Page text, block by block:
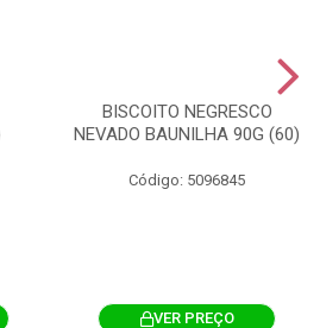
BISCOITO NEGRESCO
NEVADO BAUNILHA 90G (60)
Código: 5096845
VER PREÇO